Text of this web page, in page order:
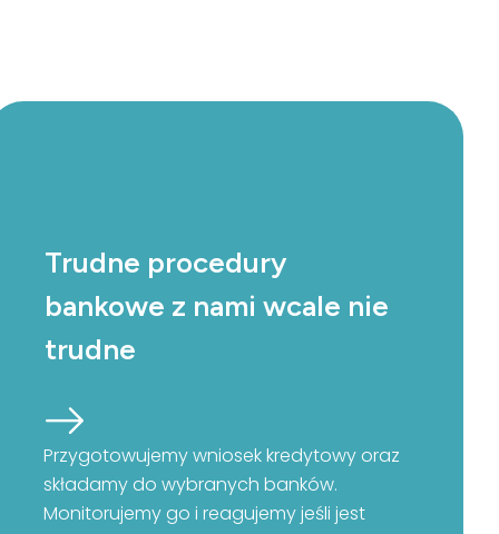
Trudne procedury
bankowe z nami wcale nie
trudne
Przygotowujemy wniosek kredytowy oraz
składamy do wybranych banków.
Monitorujemy go i reagujemy jeśli jest